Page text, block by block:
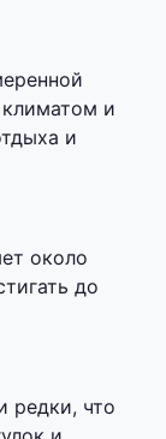
и
и
около
до
редки, что